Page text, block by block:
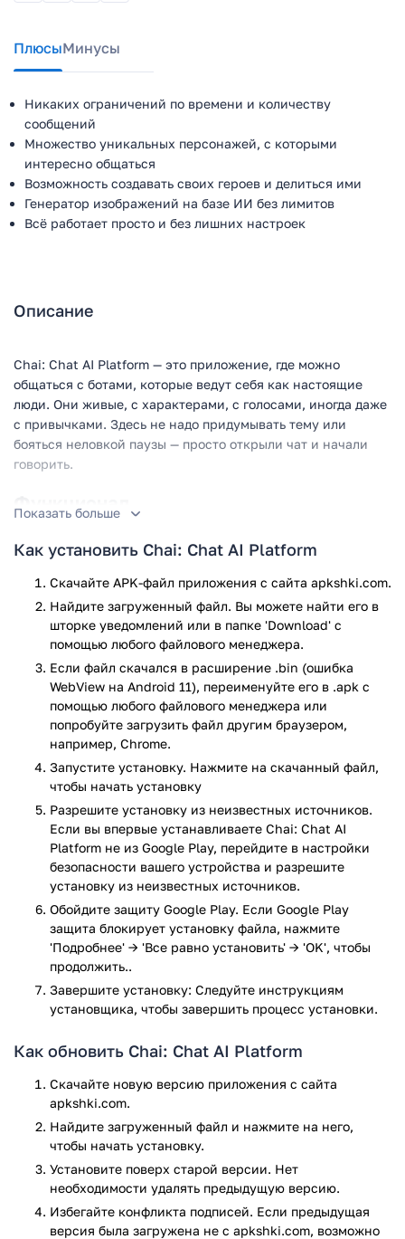
ПлюсыМинусы
Никаких ограничений по времени и количеству
сообщений
Множество уникальных персонажей, с которыми
интересно общаться
Возможность создавать своих героев и делиться ими
Генератор изображений на базе ИИ без лимитов
Всё работает просто и без лишних настроек
Описание
Chai: Chat AI Platform — это приложение, где можно
общаться с ботами, которые ведут себя как настоящие
люди. Они живые, с характерами, с голосами, иногда даже
с привычками. Здесь не надо придумывать тему или
бояться неловкой паузы — просто открыли чат и начали
говорить.
— от вымышленных героев до исторических личностей.
Можно выбрать, с кем поговорить: с актёром,
космонавтом, сказочным эльфом или даже создать своего
собственного. И вот что круто — каждый бот по-своему
уникальный. У него свой стиль, свои реакции, своя манера
общения. Иногда прям забываешь, что это не человек. Вы
можете общаться в Chai сколько угодно. Нет лимитов на
количество сообщений или длину диалога. Разговаривайте
хоть целый день, хоть всю ночь — никто не остановит.
Chai: Chat AI Platform — это маленький мир общения и
творчества с ботами. Здесь можно расслабиться,
отвлечься от суеты, поговорить без осуждения и
почувствовать, что кто-то на той стороне действительно
вас слышит. Хотите посмеяться, поделиться чем-то личным
или просто поболтать — Chai всегда под рукой.
Приложение Chai: Chat AI Platform прошло проверку
антивирусом VirusTotal. В результате проверки по всем
последним сигнатурам заражения файлов не выявлено.
Показать больше
Как установить Chai: Chat AI Platform
Скачайте APK-файл приложения с сайта apkshki.com.
Найдите загруженный файл. Вы можете найти его в
шторке уведомлений или в папке 'Download' с
помощью любого файлового менеджера.
Если файл скачался в расширение .bin (ошибка
WebView на Android 11), переименуйте его в .apk с
помощью любого файлового менеджера или
попробуйте загрузить файл другим браузером,
например, Chrome.
Запустите установку. Нажмите на скачанный файл,
чтобы начать установку
Разрешите установку из неизвестных источников.
Если вы впервые устанавливаете Chai: Chat AI
Platform не из Google Play, перейдите в настройки
безопасности вашего устройства и разрешите
установку из неизвестных источников.
Обойдите защиту Google Play. Если Google Play
защита блокирует установку файла, нажмите
'Подробнее' → 'Все равно установить' → 'OK', чтобы
продолжить..
Завершите установку: Следуйте инструкциям
установщика, чтобы завершить процесс установки.
Как обновить Chai: Chat AI Platform
Скачайте новую версию приложения с сайта
apkshki.com.
Найдите загруженный файл и нажмите на него,
чтобы начать установку.
Установите поверх старой версии. Нет
необходимости удалять предыдущую версию.
Избегайте конфликта подписей. Если предыдущая
версия была загружена не с apkshki.com, возможно